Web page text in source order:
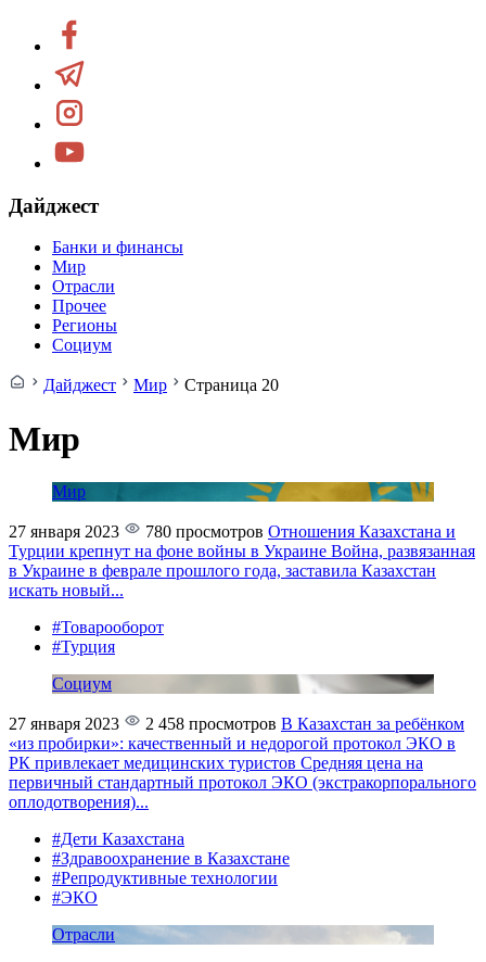
Дайджест
Банки и финансы
Мир
Отрасли
Прочее
Регионы
Социум
Дайджест Мир Страница 20
Мир
Мир
27 января 2023 780 просмотров Отношения Казахстана и
Турции крепнут на фоне войны в Украине Война, развязанная
в Украине в феврале прошлого года, заставила Казахстан
искать новый...
#Товарооборот
#Турция
Социум
27 января 2023 2 458 просмотров В Казахстан за ребёнком
«из пробирки»: качественный и недорогой протокол ЭКО в
РК привлекает медицинских туристов Средняя цена на
первичный стандартный протокол ЭКО (экстракорпорального
оплодотворения)...
#Дети Казахстана
#Здравоохранение в Казахстане
#Репродуктивные технологии
#ЭКО
Отрасли